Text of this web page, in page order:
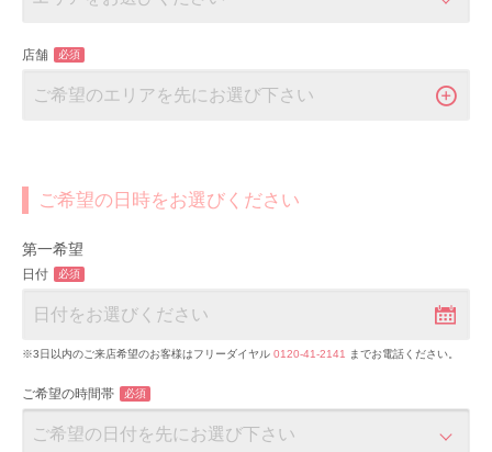
店舗 必須
ご希望の日時をお選びください
第一希望
日付 必須
※3日以内のご来店希望のお客様はフリーダイヤル 0120-41-2141 までお電話ください。
ご希望の時間帯 必須